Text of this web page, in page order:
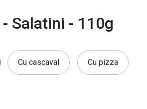
Salatini - 110g
Cu cascaval Cu pizza